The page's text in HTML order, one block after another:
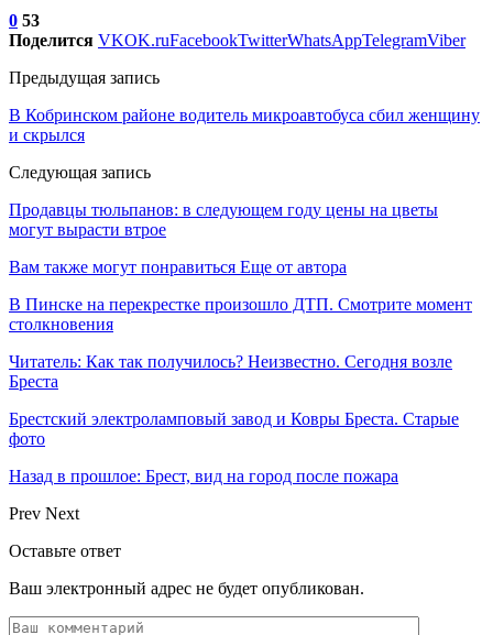
0 53
Поделится VKOK.ruFacebookTwitterWhatsAppTelegramViber
Предыдущая запись
В Кобринском районе водитель микроавтобуса сбил женщину
и скрылся
Следующая запись
Продавцы тюльпанов: в следующем году цены на цветы
могут вырасти втрое
Вам также могут понравиться Еще от автора
В Пинске на перекрестке произошло ДТП. Смотрите момент
столкновения
Читатель: Как так получилось? Неизвестно. Сегодня возле
Бреста
Брестский электроламповый завод и Ковры Бреста. Старые
фото
Назад в прошлое: Брест, вид на город после пожара
Prev Next
Оставьте ответ
Ваш электронный адрес не будет опубликован.